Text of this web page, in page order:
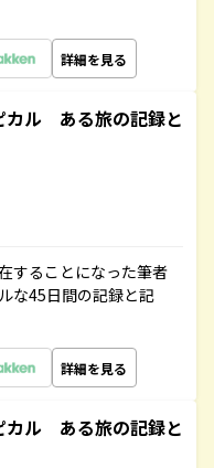
詳細を見る
カル ある旅の記録と
することになった筆者
な45日間の記録と記
詳細を見る
カル ある旅の記録と